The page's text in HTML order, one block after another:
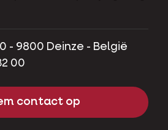
- 9800 Deinze - België
00
contact op